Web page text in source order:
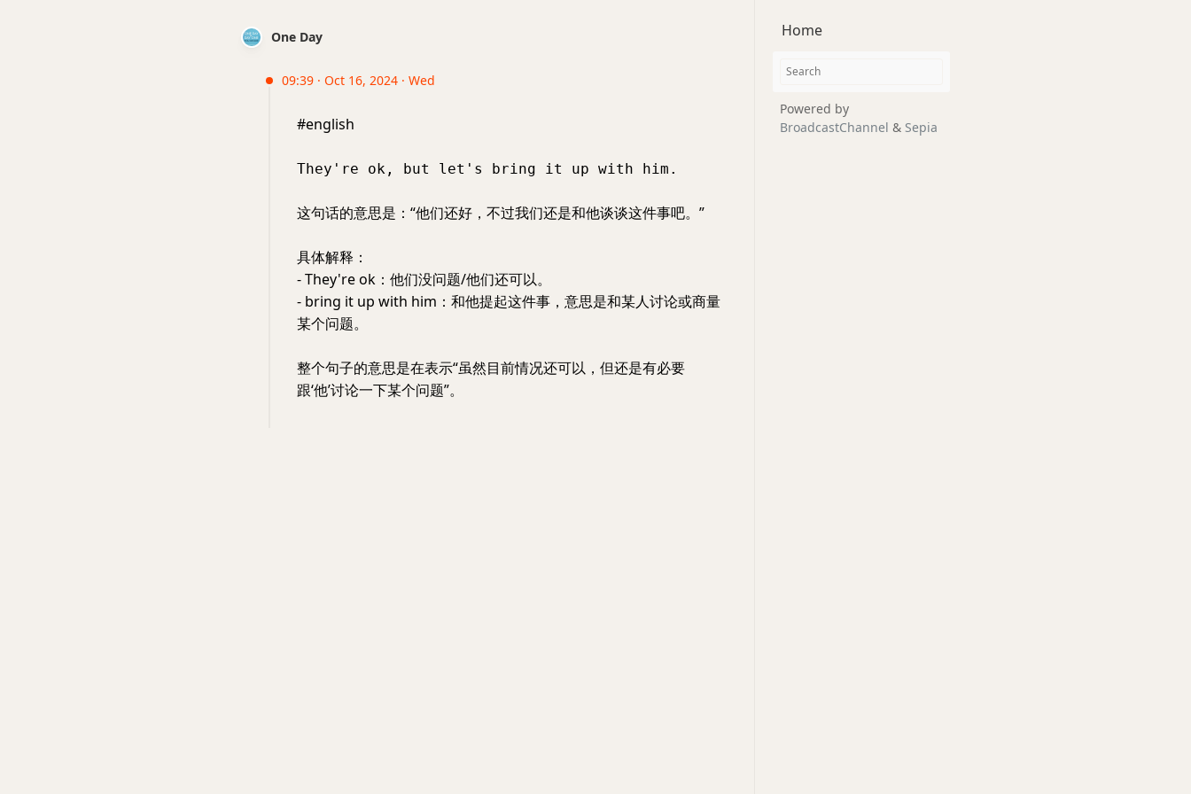
One Day
09:39 · Oct 16, 2024 · Wed
#english
They're ok, but let's bring it up with him.
这句话的意思是：“他们还好，不过我们还是和他谈谈这件事吧。”
具体解释：
- They're ok：他们没问题/他们还可以。
- bring it up with him：和他提起这件事，意思是和某人讨论或商量
某个问题。
整个句子的意思是在表示“虽然目前情况还可以，但还是有必要
跟‘他’讨论一下某个问题”。
Home
Powered by
BroadcastChannel & Sepia